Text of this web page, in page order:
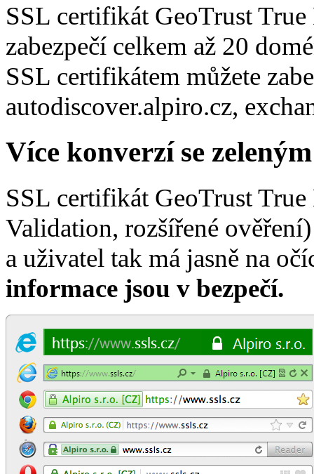
SSL certifikát GeoTrust
zabezpečí celkem až 20
SSL certifikátem můžete
autodiscover.alpiro.cz,
Více konverzí se
SSL certifikát GeoTrust
Validation, rozšířené
a uživatel tak má jasně na
informace jsou v bezpečí.